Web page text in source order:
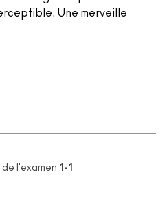
Une merveille
l'examen 1-1